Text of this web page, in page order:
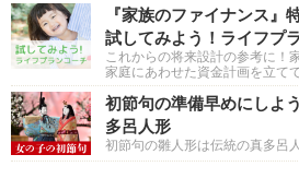
『家族のファイナンス』
試してみよう！ライフプ
これからの将来設計の参考に！
家庭にあわせた資金計画を立て
初節句の準備早めにし
多呂人形
初節句の雛人形は伝統の真多呂